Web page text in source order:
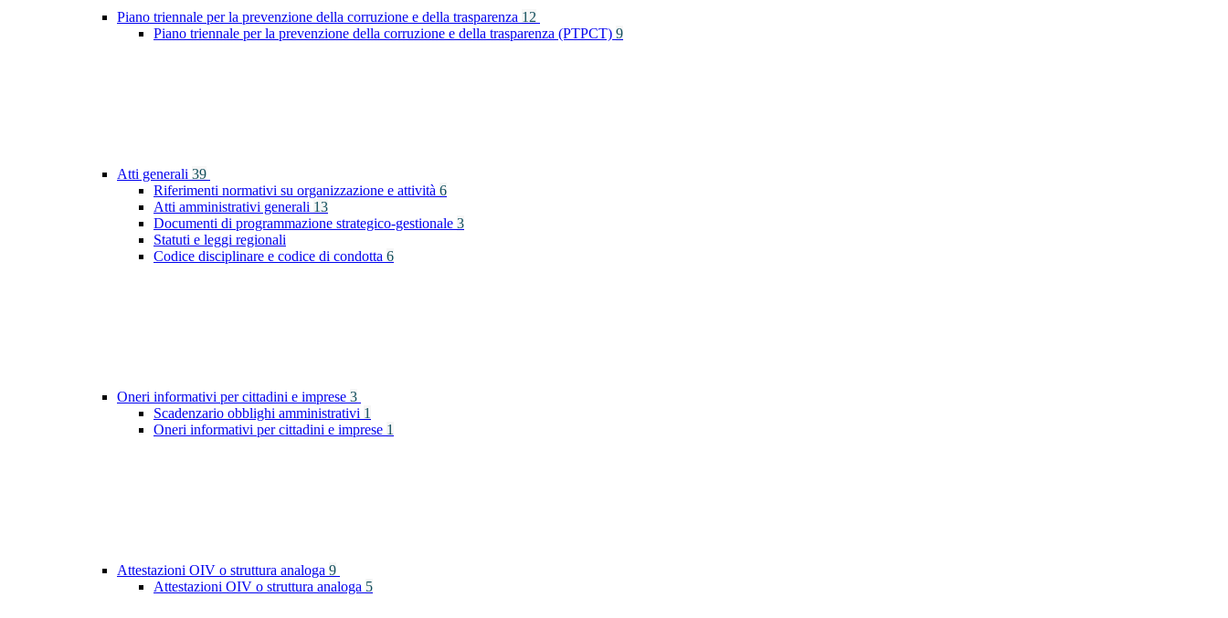
Piano triennale per la prevenzione della corruzione e della trasparenza 12
Piano triennale per la prevenzione della corruzione e della trasparenza (PTPCT) 9
Atti generali 39
Riferimenti normativi su organizzazione e attività 6
Atti amministrativi generali 13
Documenti di programmazione strategico-gestionale 3
Statuti e leggi regionali
Codice disciplinare e codice di condotta 6
Oneri informativi per cittadini e imprese 3
Scadenzario obblighi amministrativi 1
Oneri informativi per cittadini e imprese 1
Attestazioni OIV o struttura analoga 9
Attestazioni OIV o struttura analoga 5